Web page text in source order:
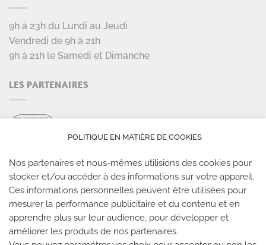
9h à 23h du Lundi au Jeudi
Vendredi de 9h à 21h
9h à 21h le Samedi et Dimanche
LES PARTENAIRES
LES SALLES CLIMB UP
POLITIQUE EN MATIÈRE DE COOKIES
Nos partenaires et nous-mêmes utilisions des cookies pour
stocker et/ou accéder à des informations sur votre appareil.
Ces informations personnelles peuvent être utilisées pour
mesurer la performance publicitaire et du contenu et en
apprendre plus sur leur audience, pour développer et
améliorer les produits de nos partenaires.